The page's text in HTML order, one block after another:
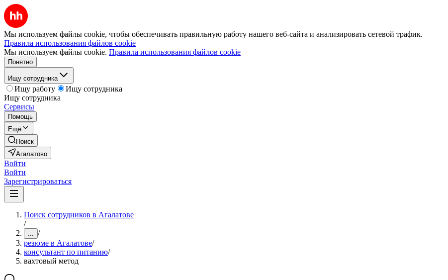
Мы используем файлы cookie, чтобы обеспечивать правильную работу нашего веб-сайта и анализировать сетевой трафик.
Правила использования файлов cookie
Мы используем файлы cookie. Правила использования файлов cookie
Понятно
Ищу сотрудника
Ищу работу
Ищу сотрудника
Ищу сотрудника
Сервисы
Помощь
Ещё
Поиск
Агалатово
Войти
Войти
Зарегистрироваться
Поиск сотрудников в Агалатове
/
... /
резюме в Агалатове/
консультант по питанию/
вахтовый метод